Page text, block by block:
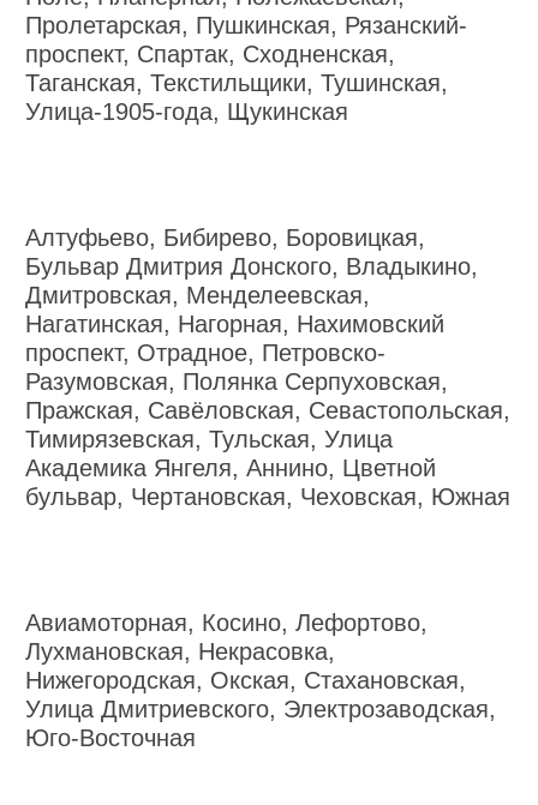
Пролетарская, Пушкинская, Рязанский-
проспект, Спартак, Сходненская,
Таганская, Текстильщики, Тушинская,
Улица-1905-года, Щукинская
Алтуфьево, Бибирево, Боровицкая,
Бульвар Дмитрия Донского, Владыкино,
Дмитровская, Менделеевская,
Нагатинская, Нагорная, Нахимовский
проспект, Отрадное, Петровско-
Разумовская, Полянка Серпуховская,
Пражская, Савёловская, Севастопольская,
Тимирязевская, Тульская, Улица
Академика Янгеля, Аннино, Цветной
бульвар, Чертановская, Чеховская, Южная
Авиамоторная, Косино, Лефортово,
Лухмановская, Некрасовка,
Нижегородская, Окская, Стахановская,
Улица Дмитриевского, Электрозаводская,
Юго-Восточная